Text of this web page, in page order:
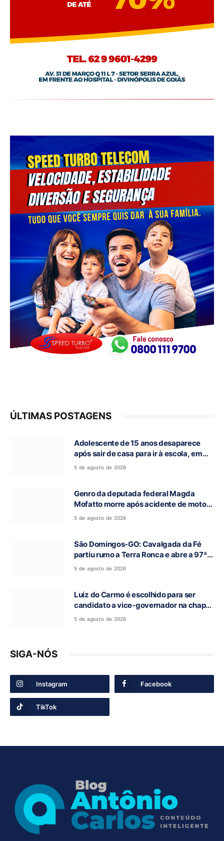
ÚLTIMAS POSTAGENS
Adolescente de 15 anos desaparece
após sair de casa para ir à escola, em
Campos Belos-GO
5 de agosto de 2026
Genro da deputada federal Magda
Mofatto morre após acidente de moto
na BR-153
5 de agosto de 2026
São Domingos-GO: Cavalgada da Fé
partiu rumo a Terra Ronca e abre a 97ª
Romaria do Bom Jesus da Lapa
5 de agosto de 2026
Luiz do Carmo é escolhido para ser
candidato a vice-governador na chapa
de Daniel Vilela
5 de agosto de 2026
SIGA-NÓS
Instagram Facebook
TikTok